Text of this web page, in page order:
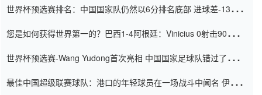
世界杯预选赛排名：中国国家队仍然以6分排名底部 进球差-13令人
您是如何获得世界第一的？巴西1-4阿根廷：Vinicius 0射击90分钟
世界杯预选赛-Wang Yudong首次亮相 中国国家足球队错过了世界
最佳中国超级联赛球队：港口的年轻球员在一场战斗中闻名 伊万放